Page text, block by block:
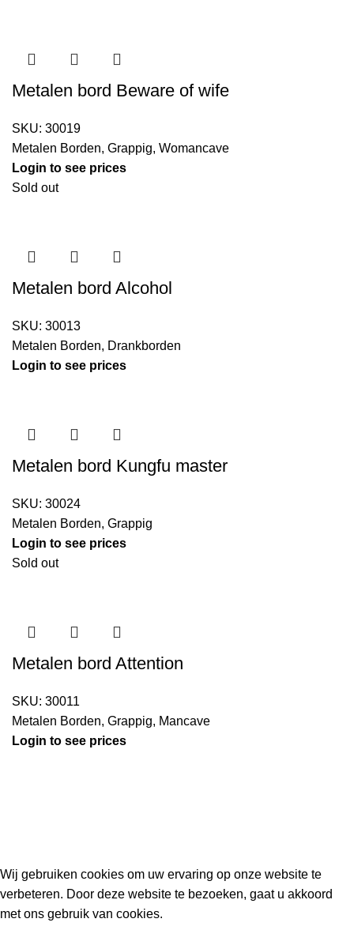
Metalen bord Beware of wife
SKU: 30019
Metalen Borden, Grappig, Womancave
Login to see prices
Sold out
Metalen bord Alcohol
SKU: 30013
Metalen Borden, Drankborden
Login to see prices
Metalen bord Kungfu master
SKU: 30024
Metalen Borden, Grappig
Login to see prices
Sold out
Metalen bord Attention
SKU: 30011
Metalen Borden, Grappig, Mancave
Login to see prices
Wij gebruiken cookies om uw ervaring op onze website te
verbeteren. Door deze website te bezoeken, gaat u akkoord
met ons gebruik van cookies.